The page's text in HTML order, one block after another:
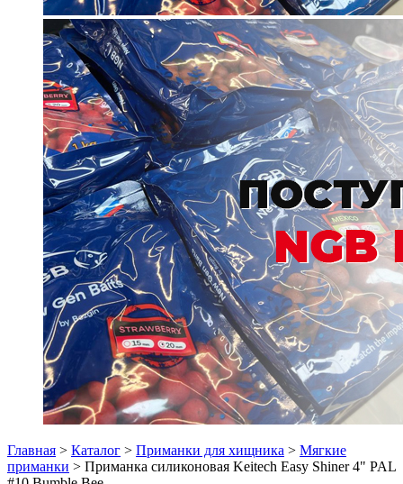
Главная > Каталог > Приманки для хищника > Мягкие
приманки > Приманка силиконовая Keitech Easy Shiner 4" PAL